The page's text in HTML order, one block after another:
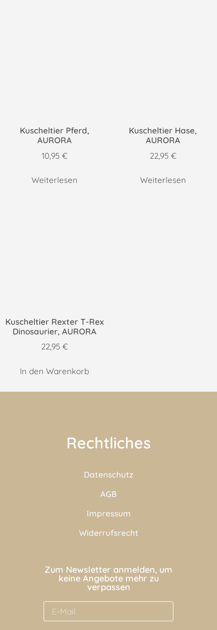
Kuscheltier Pferd,
AURORA
10,95 €
Weiterlesen
Kuscheltier Hase,
AURORA
22,95 €
Weiterlesen
Kuscheltier Rexter T-Rex
Dinosaurier, AURORA
22,95 €
In den Warenkorb
Rechtliches
Datenschutz
AGB
Impressum
Widerrufsrecht
Zum Newsletter anmelden, um
keine Angebote mehr zu
verpassen